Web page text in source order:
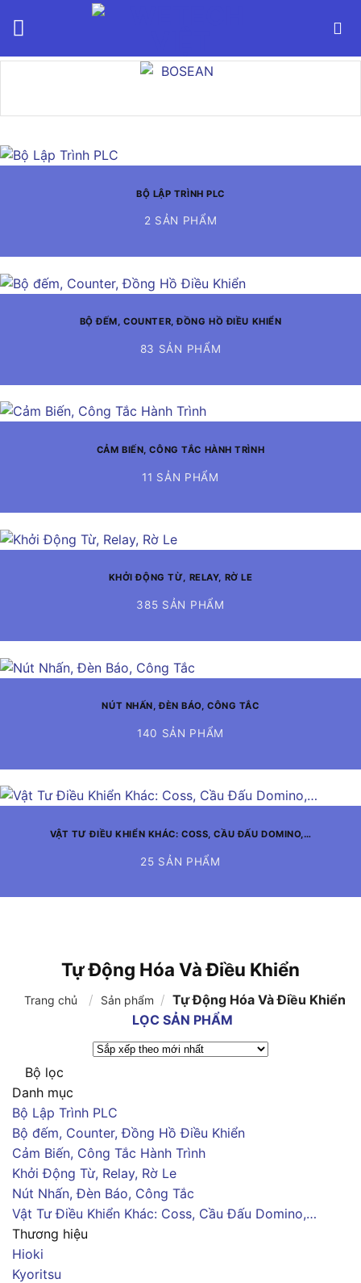
BỘ LẬP TRÌNH PLC
2 SẢN PHẨM
BỘ ĐẾM, COUNTER, ĐỒNG HỒ ĐIỀU KHIỂN
83 SẢN PHẨM
CẢM BIẾN, CÔNG TẮC HÀNH TRÌNH
11 SẢN PHẨM
KHỞI ĐỘNG TỪ, RELAY, RỜ LE
385 SẢN PHẨM
NÚT NHẤN, ĐÈN BÁO, CÔNG TẮC
140 SẢN PHẨM
VẬT TƯ ĐIỀU KHIỂN KHÁC: COSS, CẦU ĐẤU DOMINO,…
25 SẢN PHẨM
Tự Động Hóa Và Điều Khiển
Trang chủ / Sản phẩm / Tự Động Hóa Và Điều Khiển
LỌC SẢN PHẨM
Bộ lọc
Danh mục
Bộ Lập Trình PLC
Bộ đếm, Counter, Đồng Hồ Điều Khiển
Cảm Biến, Công Tắc Hành Trình
Khởi Động Từ, Relay, Rờ Le
Nút Nhấn, Đèn Báo, Công Tắc
Vật Tư Điều Khiển Khác: Coss, Cầu Đấu Domino,…
Thương hiệu
Hioki
Kyoritsu